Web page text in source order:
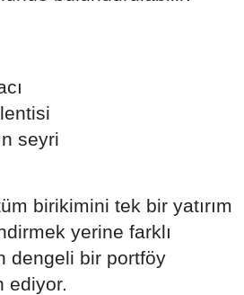
seyri
birikimini tek bir yatırım
yerine farklı
dengeli bir portföy
ediyor.